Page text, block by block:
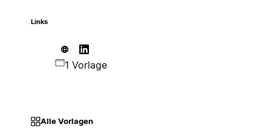
Links
1 Vorlage
Alle Vorlagen